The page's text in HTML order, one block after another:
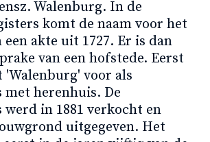
Walenburg. In de
komt de naam voor het
akte uit 1727. Er is dan
van een hofstede. Eerst
'Walenburg' voor als
herenhuis. De
in 1881 verkocht en
uitgegeven. Het